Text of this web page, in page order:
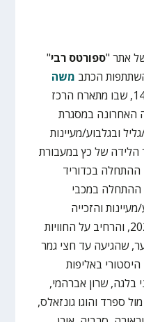
אתר "ספורטס רבי"
הכתב משה
יוצא עם פרק מספר 145, שבו מתארח הרכז
האחרונה במסגרת
ובגלבוע/מעיינות
של כץ במעבורת
ההתחלה בכדוריד
ההתחלה במכבי
והזכייה
באליפות ליגת העל לנוער ב-2022, והרחיב על החוויות
שהגיעה עד חצי גמר
באליפות
בלגה, שרון אברהמי,
ספרד והוגו גונזאלס,